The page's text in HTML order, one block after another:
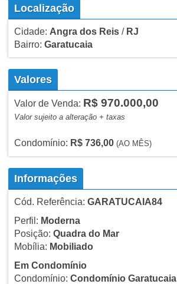
Localização
Cidade: Angra dos Reis/ RJ
Bairro: Garatucaia
Valores
Valor de Venda: R$ 970.000,00
Valor sujeito a alteração + taxas
Condomínio: R$ 736,00 (AO MÊS)
Informações
Cód. Referência: GARATUCAIA84
Perfil: Moderna
Posição: Quadra do Mar
Mobília: Mobiliado
Em Condomínio
Condomínio: Condomínio Garatucaia